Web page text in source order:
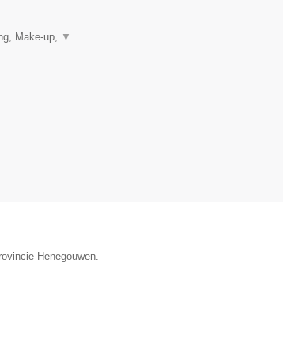
Make-up, ▼
Henegouwen.